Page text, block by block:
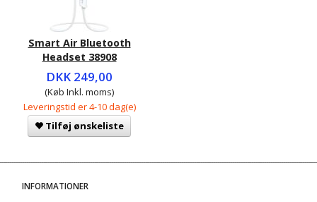
Smart Air Bluetooth
Headset 38908
DKK 249,00
(Køb Inkl. moms)
Leveringstid er 4-10 dag(e)
Tilføj ønskeliste
INFORMATIONER